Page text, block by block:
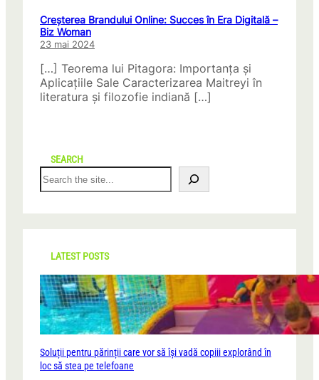
Creșterea Brandului Online: Succes în Era Digitală –
Biz Woman
23 mai 2024
[…] Teorema lui Pitagora: Importanța și
Aplicațiile Sale Caracterizarea Maitreyi în
literatura și filozofie indiană […]
SEARCH
S
e
r
c
LATEST POSTS
Soluții pentru părinții care vor să își vadă copiii explorând în
loc să stea pe telefoane